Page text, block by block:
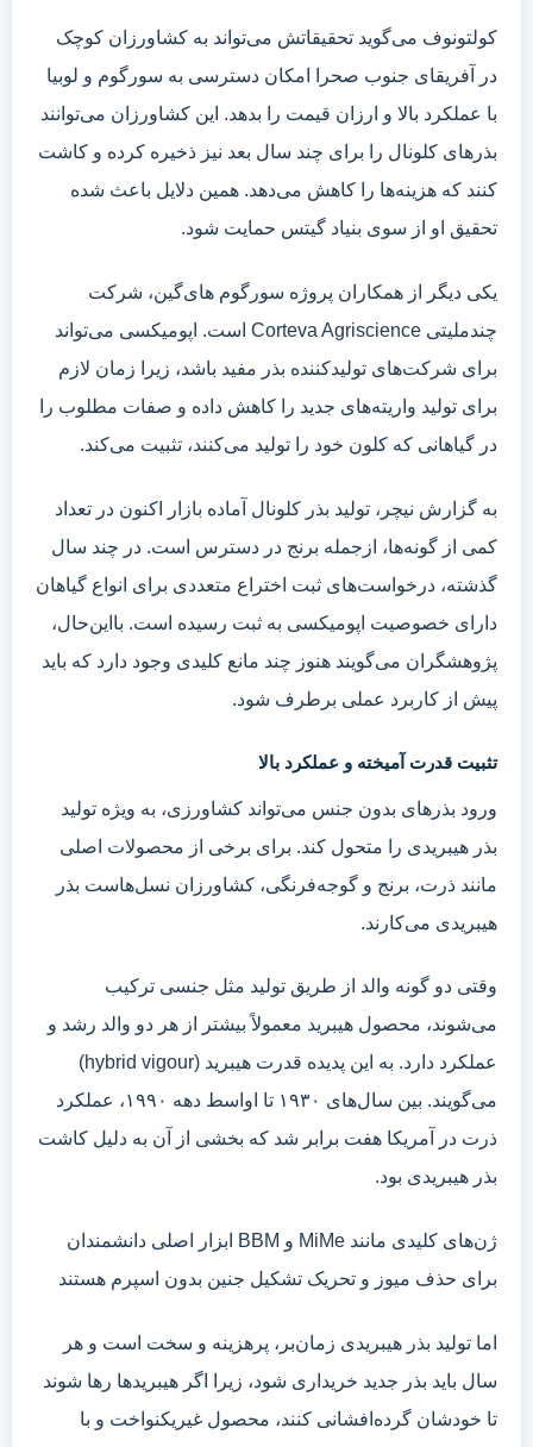
کولتونوف می‌گوید تحقیقاتش می‌تواند به کشاورزان کوچک
در آفریقای جنوب صحرا امکان دسترسی به سورگوم و لوبیا
با عملکرد بالا و ارزان قیمت را بدهد. این کشاورزان می‌توانند
بذرهای کلونال را برای چند سال بعد نیز ذخیره کرده و کاشت
کنند که هزینه‌ها را کاهش می‌دهد. همین دلایل باعث شده
تحقیق او از سوی بنیاد گیتس حمایت شود.
یکی دیگر از همکاران پروژه سورگوم های‌گین، شرکت
چندملیتی Corteva Agriscience است. اپومیکسی می‌تواند
برای شرکت‌های تولیدکننده بذر مفید باشد، زیرا زمان لازم
برای تولید واریته‌های جدید را کاهش داده و صفات مطلوب را
در گیاهانی که کلون خود را تولید می‌کنند، تثبیت می‌کند.
به گزارش نیچر، تولید بذر کلونال آماده بازار اکنون در تعداد
کمی از گونه‌ها، ازجمله برنج در دسترس است. در چند سال
گذشته، درخواست‌های ثبت اختراع متعددی برای انواع گیاهان
دارای خصوصیت اپومیکسی به ثبت رسیده است. با‌این‌حال،
پژوهشگران می‌گویند هنوز چند مانع کلیدی وجود دارد که باید
پیش از کاربرد عملی برطرف شود.
تثبیت قدرت آمیخته و عملکرد بالا
ورود بذرهای بدون جنس می‌تواند کشاورزی، به ویژه تولید
بذر هیبریدی را متحول کند. برای برخی از محصولات اصلی
مانند ذرت، برنج و گوجه‌فرنگی، کشاورزان نسل‌هاست بذر
هیبریدی می‌کارند.
وقتی دو گونه والد از طریق تولید مثل جنسی ترکیب
می‌شوند، محصول هیبرید معمولاً بیشتر از هر دو والد رشد و
عملکرد دارد. به این پدیده‌ قدرت هیبرید (hybrid vigour)
می‌گویند. بین سال‌های ۱۹۳۰ تا اواسط دهه ۱۹۹۰، عملکرد
ذرت در آمریکا هفت برابر شد که بخشی از آن به دلیل کاشت
بذر هیبریدی بود.
ژن‌های کلیدی مانند MiMe و BBM ابزار اصلی دانشمندان
برای حذف میوز و تحریک تشکیل جنین بدون اسپرم هستند
اما تولید بذر هیبریدی زمان‌بر، پرهزینه و سخت است و هر
سال باید بذر جدید خریداری شود، زیرا اگر هیبریدها رها شوند
تا خودشان گرده‌افشانی کنند، محصول غیریکنواخت و با